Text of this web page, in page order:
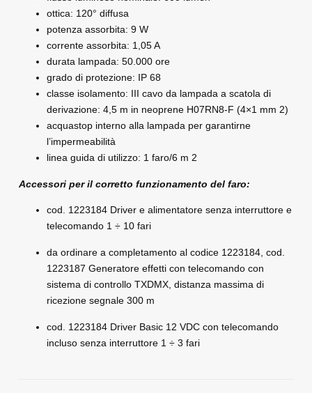
ottica: 120° diffusa
potenza assorbita: 9 W
corrente assorbita: 1,05 A
durata lampada: 50.000 ore
grado di protezione: IP 68
classe isolamento: III cavo da lampada a scatola di
derivazione: 4,5 m in neoprene H07RN8-F (4×1 mm 2)
acquastop interno alla lampada per garantirne
l’impermeabilità
linea guida di utilizzo: 1 faro/6 m 2
Accessori per il corretto funzionamento del faro:
cod. 1223184 Driver e alimentatore senza interruttore e
telecomando 1 ÷ 10 fari
da ordinare a completamento al codice 1223184, cod.
1223187 Generatore effetti con telecomando con
sistema di controllo TXDMX, distanza massima di
ricezione segnale 300 m
cod. 1223184 Driver Basic 12 VDC con telecomando
incluso senza interruttore 1 ÷ 3 fari